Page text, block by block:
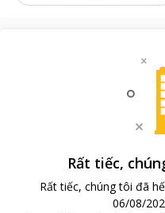
Rất tiếc,
Rất tiếc, chúng tôi đã
06/08/